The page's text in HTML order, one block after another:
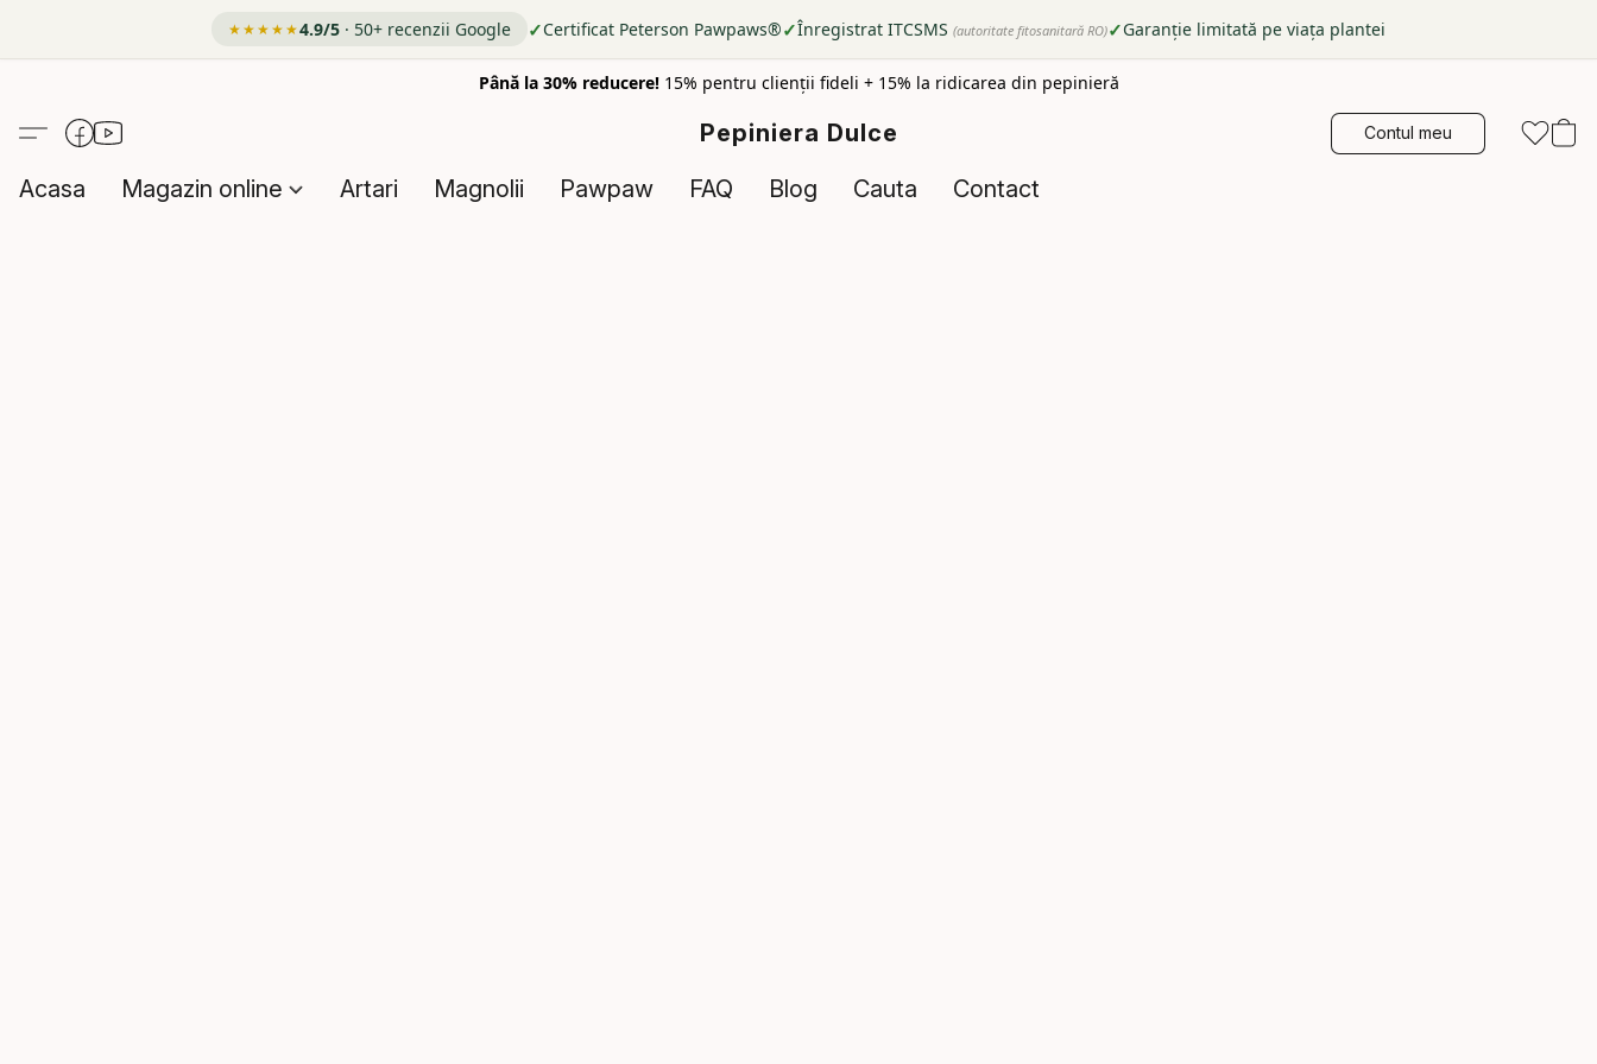
★★★★★4.9/5 · 50+ recenzii Google ✓Certificat Peterson Pawpaws®✓Înregistrat ITCSMS (autoritate fitosanitară RO)✓Garanție limitată pe viața plantei
Până la 30% reducere! 15% pentru clienții fideli + 15% la ridicarea din pepinieră
Pepiniera Dulce Contul meu
Acasa Magazin online Artari Magnolii Pawpaw FAQ Blog Cauta Contact